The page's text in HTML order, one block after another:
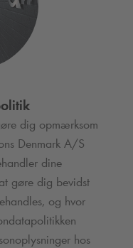
dig opmærksom
Denmark A/S
dine
gøre dig bevidst
og hvor
hos